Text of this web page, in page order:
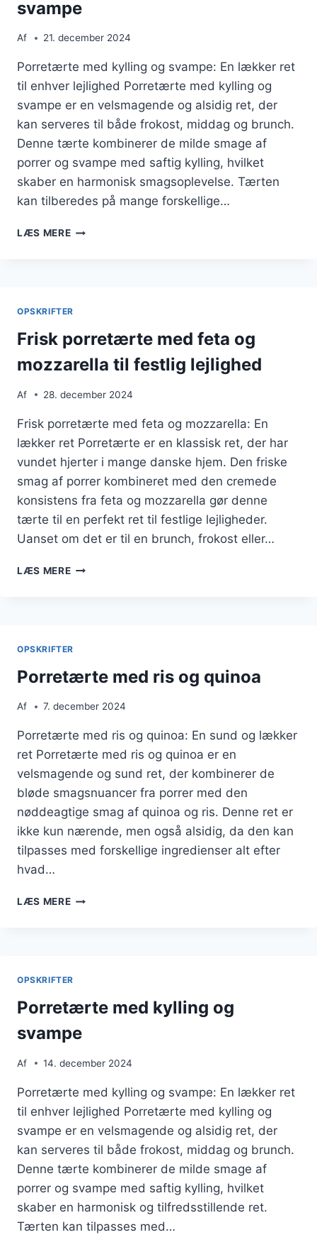
svampe
Af 21. december 2024
Porretærte med kylling og svampe: En lækker ret
til enhver lejlighed Porretærte med kylling og
svampe er en velsmagende og alsidig ret, der
kan serveres til både frokost, middag og brunch.
Denne tærte kombinerer de milde smage af
porrer og svampe med saftig kylling, hvilket
skaber en harmonisk smagsoplevelse. Tærten
kan tilberedes på mange forskellige…
LÆS MEREPORRETÆRTE
OPSKRIFTER
Frisk porretærte med feta og
mozzarella til festlig lejlighed
Af 28. december 2024
Frisk porretærte med feta og mozzarella: En
lækker ret Porretærte er en klassisk ret, der har
vundet hjerter i mange danske hjem. Den friske
smag af porrer kombineret med den cremede
konsistens fra feta og mozzarella gør denne
tærte til en perfekt ret til festlige lejligheder.
Uanset om det er til en brunch, frokost eller…
LÆS MEREFRISK
FESTLIG
LEJLIGHED
OPSKRIFTER
Porretærte med ris og quinoa
Af 7. december 2024
Porretærte med ris og quinoa: En sund og lækker
ret Porretærte med ris og quinoa er en
velsmagende og sund ret, der kombinerer de
bløde smagsnuancer fra porrer med den
nøddeagtige smag af quinoa og ris. Denne ret er
ikke kun nærende, men også alsidig, da den kan
tilpasses med forskellige ingredienser alt efter
hvad…
LÆS MEREPORRETÆRTE
OPSKRIFTER
Porretærte med kylling og
svampe
Af 14. december 2024
Porretærte med kylling og svampe: En lækker ret
til enhver lejlighed Porretærte med kylling og
svampe er en velsmagende og alsidig ret, der
kan serveres til både frokost, middag og brunch.
Denne tærte kombinerer de milde smage af
porrer og svampe med saftig kylling, hvilket
skaber en harmonisk og tilfredsstillende ret.
Tærten kan tilpasses med…